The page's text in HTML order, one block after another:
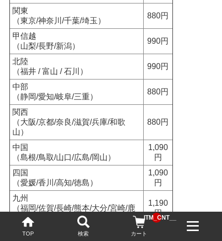
TOP 検索 カート
__ITM_CNT__
関東
（東京/神奈川/千葉/埼玉）
880円
甲信越
（山梨/長野/新潟）
990円
北陸
（福井 / 富山 / 石川）
990円
中部
（静岡/愛知/岐阜/三重）
880円
関西
（大阪/京都/奈良/滋賀/兵庫/和歌
山）
880円
中国
（島根/鳥取/山口/広島/岡山）
1,090
円
四国
（愛媛/香川/高知/徳島）
1,090
円
九州
（福岡/佐賀/長崎/熊本/大分/宮崎/鹿
児島）
1,190
円
沖縄